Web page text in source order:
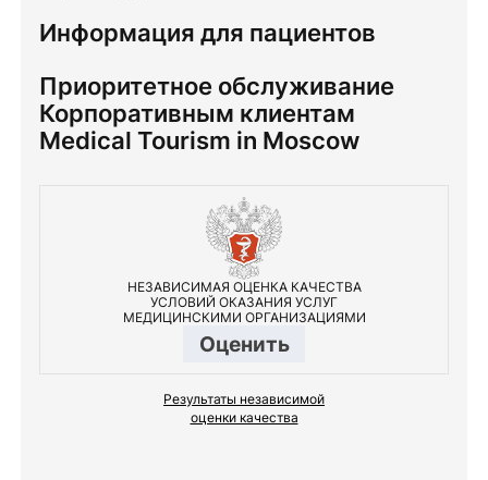
Информация для пациентов
Приоритетное обслуживание
Корпоративным клиентам
Medical Tourism in Moscow
НЕЗАВИСИМАЯ ОЦЕНКА КАЧЕСТВА
УСЛОВИЙ ОКАЗАНИЯ УСЛУГ
МЕДИЦИНСКИМИ ОРГАНИЗАЦИЯМИ
Оценить
Результаты независимой
оценки качества